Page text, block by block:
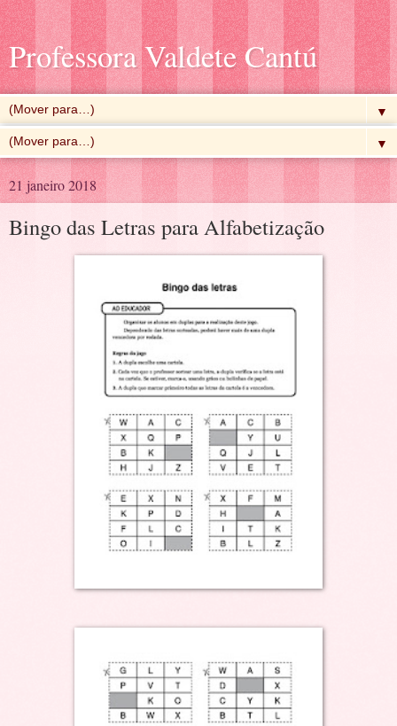
Professora Valdete Cantú
▼
▼
21 janeiro 2018
Bingo das Letras para Alfabetização